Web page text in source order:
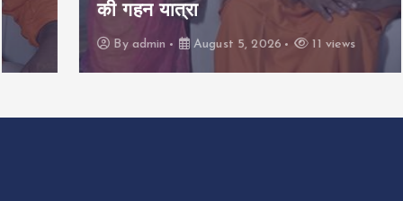
की गहन यात्रा
admin August 5, 2026 11 views